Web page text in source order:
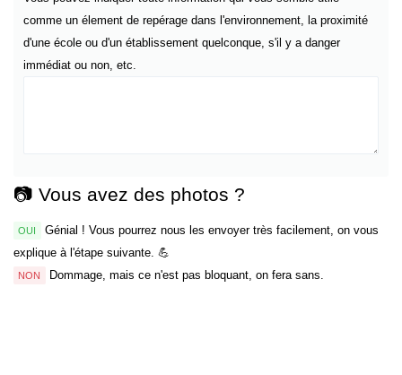
comme un élement de repérage dans l'environnement, la proximité
d'une école ou d'un établissement quelconque, s'il y a danger
immédiat ou non, etc.
📷 Vous avez des photos ?
OUI
Génial ! Vous pourrez nous les envoyer très facilement, on vous
explique à l'étape suivante. 💪
NON Dommage, mais ce n'est pas bloquant, on fera sans.